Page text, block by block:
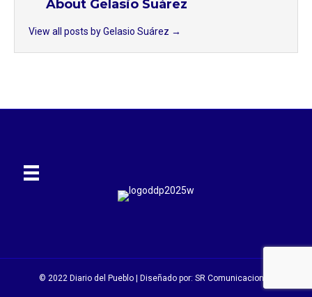
About Gelasio Suárez
View all posts by Gelasio Suárez →
© 2022 Diario del Pueblo | Diseñado por: SR Comunicaciones